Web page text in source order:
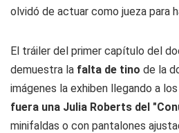
olvidó de actuar como jueza para
El tráiler del primer capítulo del
demuestra la falta de tino de la
imágenes la exhiben llegando a
fuera una Julia Roberts del
minifaldas o con pantalones